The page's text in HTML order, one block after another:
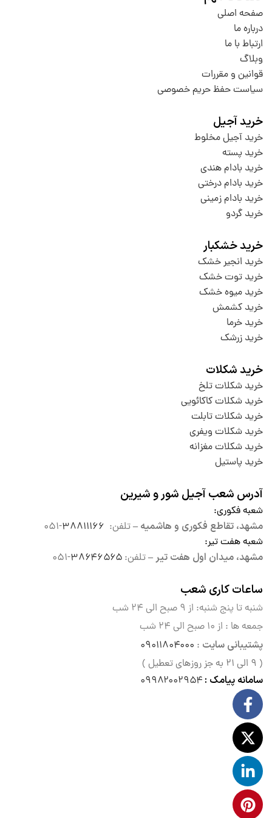
صفحه اصلی
درباره ما
ارتباط با ما
وبلاگ
قوانین و مقررات
سیاست حفظ حریم خصوصی
خرید آجیل
خرید آجیل مخلوط
خرید پسته
خرید بادام هندی
خرید بادام درختی
خرید بادام زمینی
خرید گردو
خرید خشکبار
خرید انجیر خشک
خرید توت خشک
خرید میوه خشک
خرید کشمش
خرید خرما
خرید زرشک
خرید شکلات
خرید شکلات تلخ
خرید شکلات کاکائویی
خرید شکلات تابلت
خرید شکلات ویفری
خرید شکلات مغزانه
خرید پاستیل
آدرس شعب آجیل شور و شیرین
شعبه فکوری:
مشهد، تقاطع فکوری و هاشمیه –تلفن: ۳۸۸۱۱۱۶۶-۰۵۱
شعبه هفت تیر:
مشهد، میدان اول هفت تیر –تلفن: ۳۸۶۴۶۵۶۵-۰۵۱
ساعات کاری شعب
شنبه تا پنج شنبه: از ۹ صبح الی
۲۴ شب
جمعه ها : از ۱۰ صبح الی ۲۴ شب
پشتیبانی سایت : ۰۹۰۱۱۸۰۴۰۰۰
( ۹ الی ۲۱ به جز روزهای تعطیل )
سامانه پیامک : ۰۹۹۸۲۰۰۲۹۵۴